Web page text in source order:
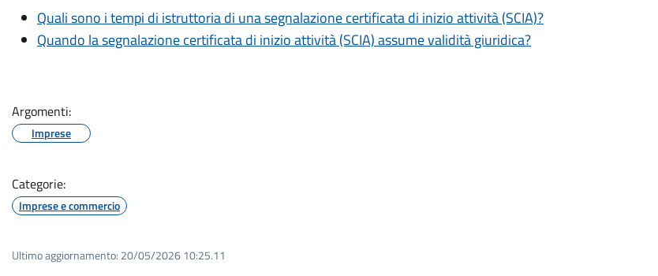
Quali sono i tempi di istruttoria di una segnalazione certificata di inizio attività (SCIA)?
Quando la segnalazione certificata di inizio attività (SCIA) assume validità giuridica?
Argomenti:
Imprese
Categorie:
Imprese e commercio
Ultimo aggiornamento: 20/05/2026 10:25.11